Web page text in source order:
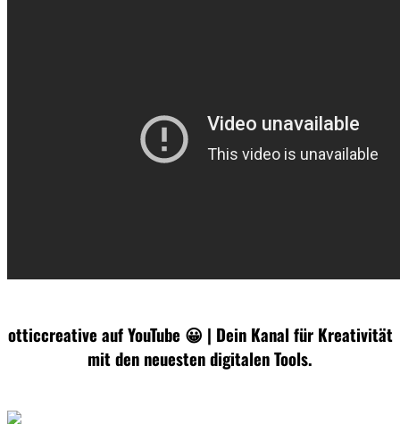
otticcreative auf YouTube 😀 | Dein Kanal für Kreativität
mit den neuesten digitalen Tools.